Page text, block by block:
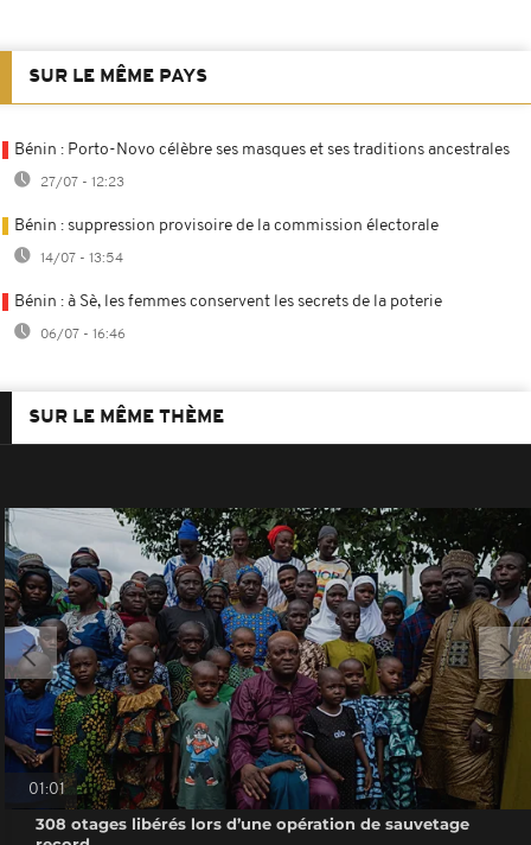
SUR LE MÊME PAYS
Bénin : Porto-Novo célèbre ses masques et ses traditions ancestrales
27/07 - 12:23
Bénin : suppression provisoire de la commission électorale
14/07 - 13:54
Bénin : à Sè, les femmes conservent les secrets de la poterie
06/07 - 16:46
SUR LE MÊME THÈME
01:01
308 otages libérés lors d’une opération de sauvetage